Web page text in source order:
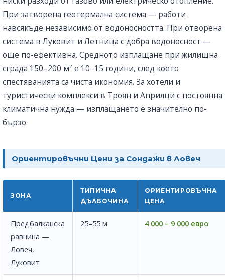
При затворена геотермална система — работи
навсякъде независимо от водоносността. При отворена
система в Луковит и Летница с добра водоносност —
още по-ефективна. Средното изплащане при жилищна
сграда 150–200 м² е 10–15 години, след което
спестяванията са чиста икономия. За хотели и
туристически комплекси в Троян и Априлци с постоянна
климатична нужда — изплащането е значително по-
бързо.
Ориентировъчни Цени за Сондажи в Ловеч
ЗОНА
ТИПИЧНА
ДЪЛБОЧИНА
ОРИЕНТИРОВЪЧНА
ЦЕНА
Предбалканска
равнина —
Ловеч,
Луковит
25–55 м 4 000 – 9 000 евро